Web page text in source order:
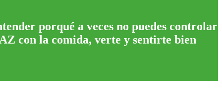
porqué a veces no puedes controlar
con la comida, verte y sentirte bien